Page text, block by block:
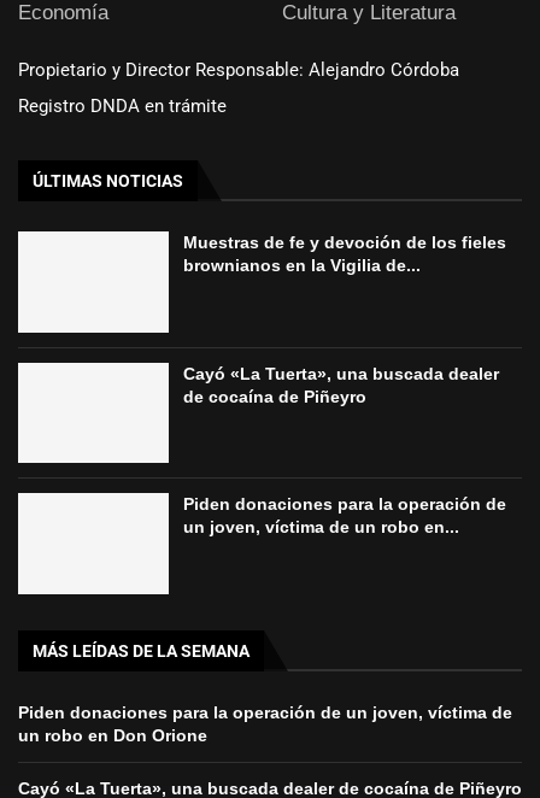
Economía
Cultura y Literatura
Propietario y Director Responsable: Alejandro Córdoba
Registro DNDA en trámite
ÚLTIMAS NOTICIAS
Muestras de fe y devoción de los fieles
brownianos en la Vigilia de...
Cayó «La Tuerta», una buscada dealer
de cocaína de Piñeyro
Piden donaciones para la operación de
un joven, víctima de un robo en...
MÁS LEÍDAS DE LA SEMANA
Piden donaciones para la operación de un joven, víctima de
un robo en Don Orione
Cayó «La Tuerta», una buscada dealer de cocaína de Piñeyro